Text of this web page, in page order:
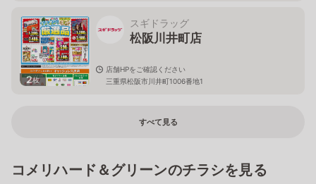
2枚
スギドラッグ
松阪川井町店
店舗HPをご確認ください
三重県松阪市川井町1006番地1
すべて見る
コメリハード＆グリーンのチラシを見る